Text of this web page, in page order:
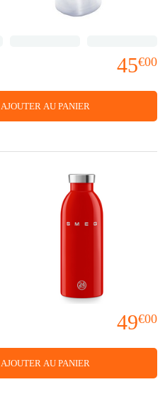
45€00
AJOUTER AU PANIER
49€00
AJOUTER AU PANIER